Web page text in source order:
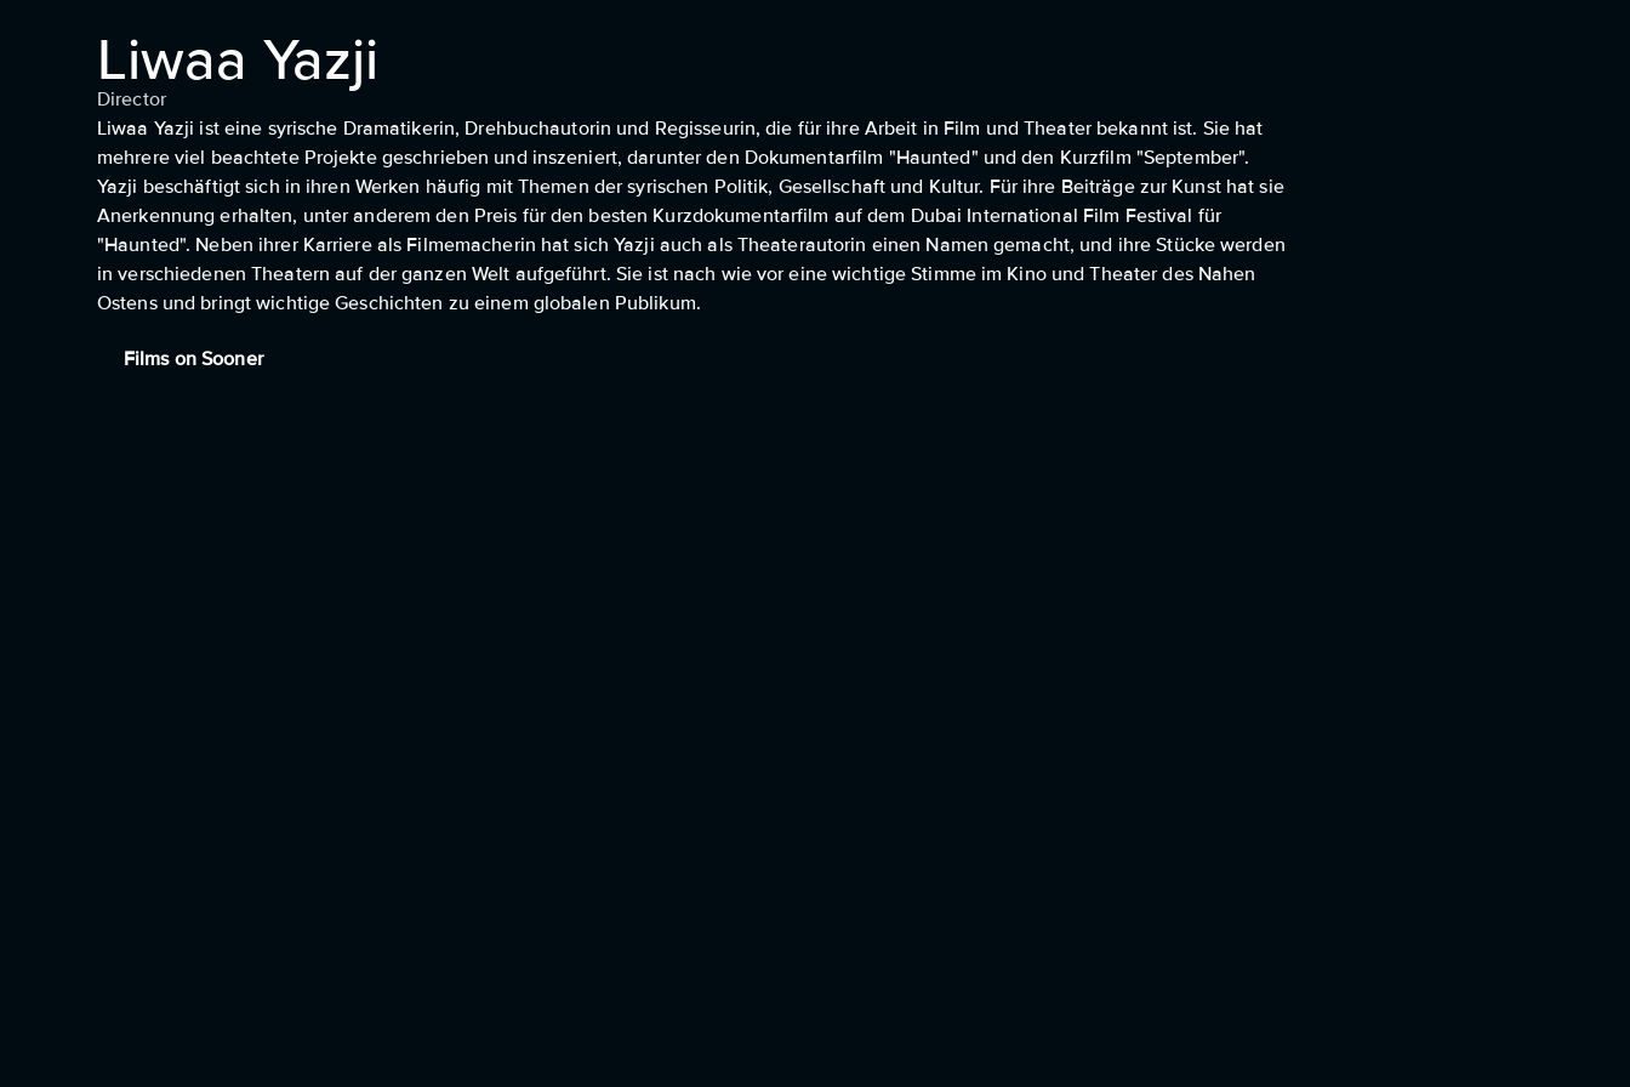
Liwaa Yazji
Director
Liwaa Yazji ist eine syrische Dramatikerin, Drehbuchautorin und Regisseurin, die für ihre Arbeit in Film und Theater bekannt ist. Sie hat
mehrere viel beachtete Projekte geschrieben und inszeniert, darunter den Dokumentarfilm "Haunted" und den Kurzfilm "September".
Yazji beschäftigt sich in ihren Werken häufig mit Themen der syrischen Politik, Gesellschaft und Kultur. Für ihre Beiträge zur Kunst hat sie
Anerkennung erhalten, unter anderem den Preis für den besten Kurzdokumentarfilm auf dem Dubai International Film Festival für
"Haunted". Neben ihrer Karriere als Filmemacherin hat sich Yazji auch als Theaterautorin einen Namen gemacht, und ihre Stücke werden
in verschiedenen Theatern auf der ganzen Welt aufgeführt. Sie ist nach wie vor eine wichtige Stimme im Kino und Theater des Nahen
Ostens und bringt wichtige Geschichten zu einem globalen Publikum.
Films on Sooner